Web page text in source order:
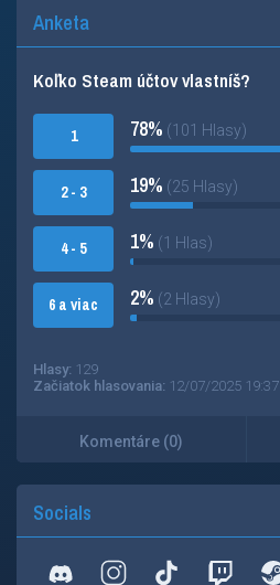
Anketa
Koľko Steam účtov vlastníš?
1
2 - 3
4 - 5
6 a viac
78% (101 Hlasy)
19% (25 Hlasy)
1% (1 Hlas)
2% (2 Hlasy)
Hlasy: 129
Začiatok hlasovania: 12/07/2025 19:37
Komentáre (0)
Socials